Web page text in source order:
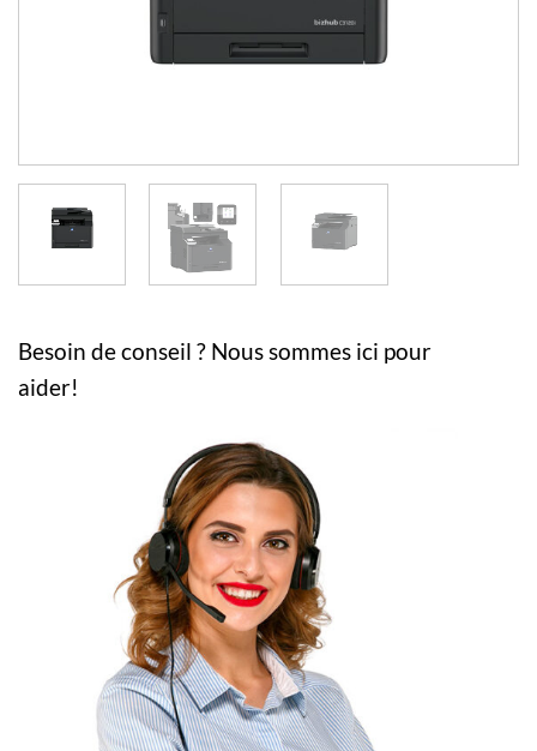
Besoin de conseil ? Nous sommes ici pour
aider!